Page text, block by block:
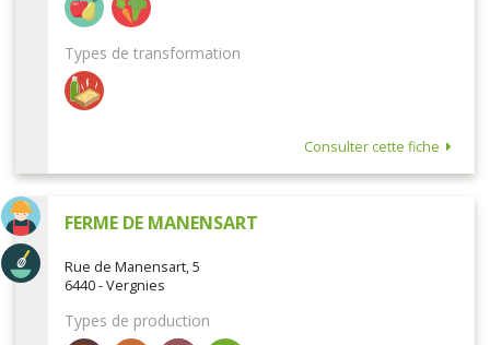
Types de transformation
Consulter cette fiche
FERME DE MANENSART
Rue de Manensart, 5
6440 - Vergnies
Types de production